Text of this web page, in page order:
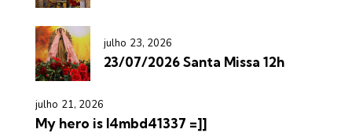
julho 23, 2026
23/07/2026 Santa Missa 12h
julho 21, 2026
My hero is l4mbd41337 =]]